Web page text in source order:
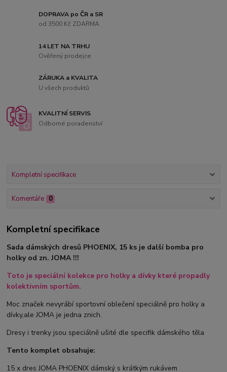
DOPRAVA po ČR a SR
od 3500 Kč ZDARMA
14 LET NA TRHU
Ověřený prodejce
ZÁRUKA a KVALITA
U všech produktů
KVALITNÍ SERVIS
Odborné poradenství
Kompletní specifikace
Komentáře 0
Kompletní specifikace
Sada dámských dresů PHOENIX, 15 ks je další bomba pro
holky od zn. JOMA !!!
Toto je speciální kolekce pro holky a dívky které propadly
kolektivním sportům.
Moc značek nevyrábí sportovní oblečení speciálně pro holky a
dívky,ale JOMA je jedna znich.
Dresy i trenky jsou speciálně ušité dle specifik dámského těla
Tento komplet obsahuje:
15 x dres JOMA PHOENIX dámský s krátkým rukávem